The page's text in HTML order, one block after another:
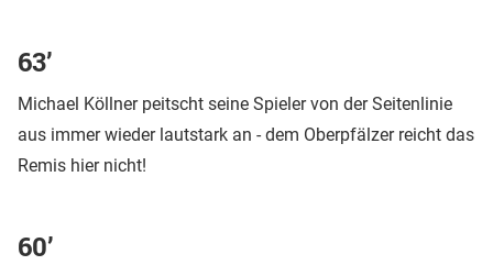
63’
Michael Köllner peitscht seine Spieler von der Seitenlinie
aus immer wieder lautstark an - dem Oberpfälzer reicht das
Remis hier nicht!
60’